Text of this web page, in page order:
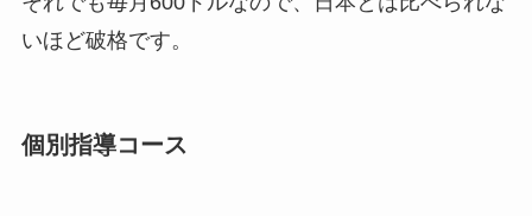
いほど破格です。
個別指導コース